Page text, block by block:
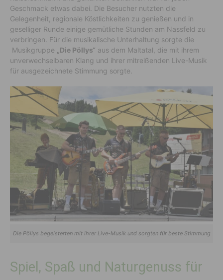
Geschmack etwas dabei. Die Besucher nutzten die
Gelegenheit, regionale Köstlichkeiten zu genießen und in
geselliger Runde einige gemütliche Stunden am Nassfeld zu
verbringen. Für die musikalische Unterhaltung sorgte die
Musikgruppe
„Die Pöllys“ aus dem Maltatal, die mit ihrem
unverwechselbaren Klang und ihrer mitreißenden Live-Musik
für ausgezeichnete Stimmung sorgte.
Die Pöllys begeisterten mit ihrer Live-Musik und sorgten für beste Stimmung
Spiel, Spaß und Naturgenuss für